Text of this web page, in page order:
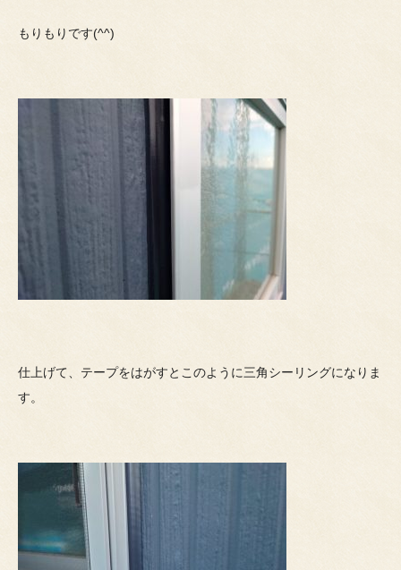
もりもりです(^^)
仕上げて、テープをはがすとこのように三角シーリングになりま
す。